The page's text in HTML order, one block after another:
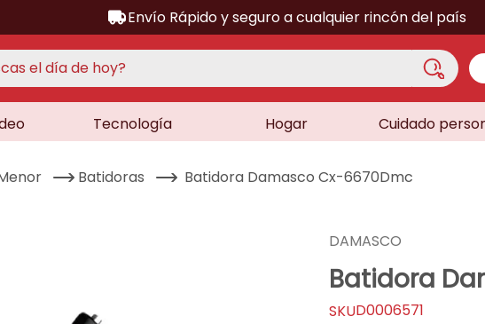
Envío Rápido y seguro a cualquier rincón del país
el día de hoy?
Tecnología Hogar Cuidado
Batidoras Batidora Damasco Cx-6670Dmc
DAMASCO
Batidora
D0006571
TÉRMINOS MÁS BUSCADOS
2. nevera
televisor